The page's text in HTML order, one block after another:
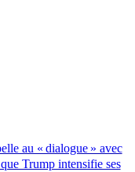
au « dialogue » avec
Trump intensifie ses